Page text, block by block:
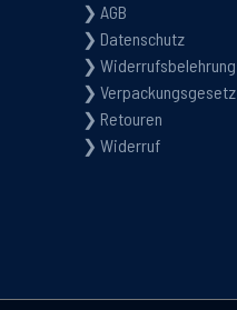
AGB
Datenschutz
Widerrufsbelehrung
Verpackungsgesetz
Retouren
Widerruf